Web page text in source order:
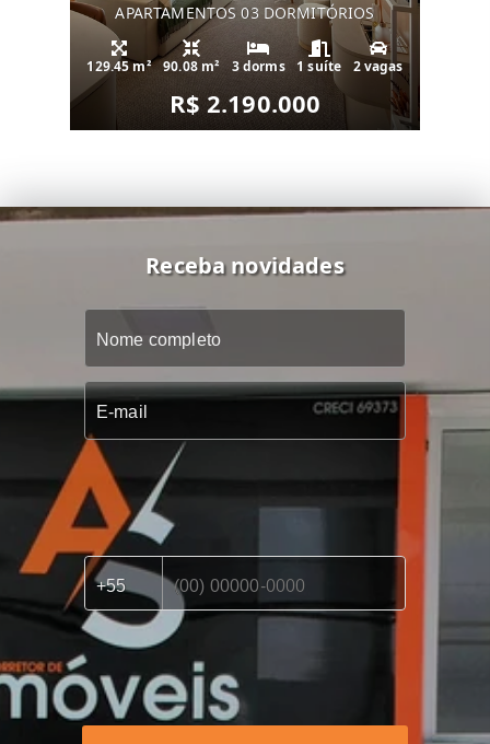
APARTAMENTOS 03 DORMITÓRIOS
129.45 m² 90.08 m² 3 dorms 1 suíte 2 vagas
R$ 2.190.000
Receba novidades